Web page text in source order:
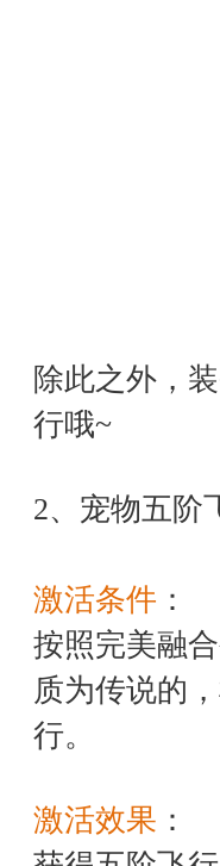
除此之外，
行哦~
2、宠物五阶
激活条件 ：
按照完美融
质为传说的
行。
激活效果 ：